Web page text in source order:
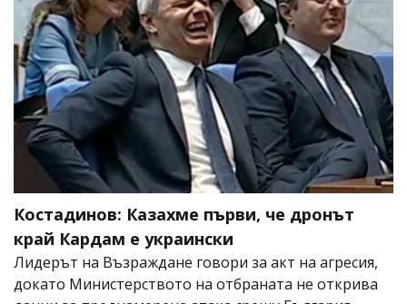
Костадинов: Казахме първи, че дронът
край Кардам е украински
Лидерът на Възраждане говори за акт на агресия,
докато Министерството на отбраната не открива